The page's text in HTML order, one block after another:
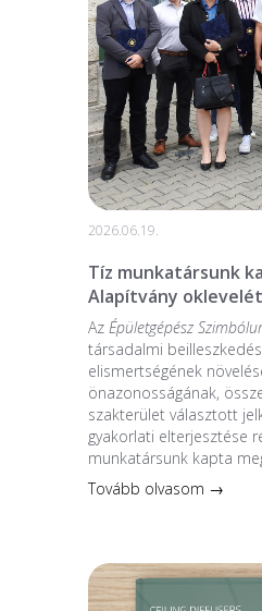
2026.06.19.
Tíz munkatársunk
Alapítvány
Az Épületgépész
társadalmi
elismertségének
önazonosságának,
szakterület választott
gyakorlati elterjesztése
munkatársunk kapta
Tovább olvasom →